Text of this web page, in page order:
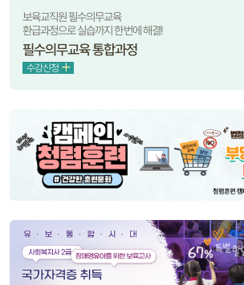
보육교직원 필수의무교육
환급과정으로 실습까지 한번에 해결!
필수의무교육 통합과정
수강신청